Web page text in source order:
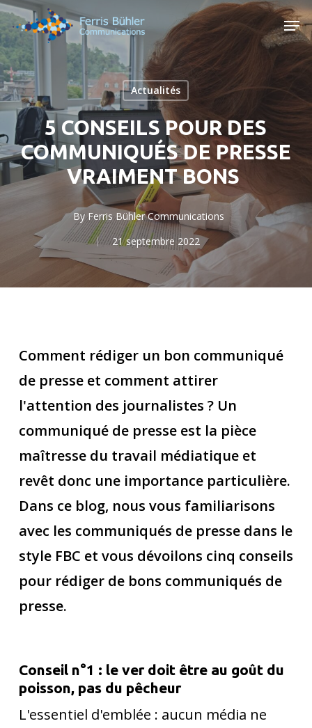
Skip
to
main
content
Actualités
5 CONSEILS POUR DES
COMMUNIQUÉS DE PRESSE
VRAIMENT BONS
By Ferris Bühler Communications
21 septembre 2022
Comment rédiger un bon communiqué
de presse et comment attirer
l'attention des journalistes ? Un
communiqué de presse est la pièce
maîtresse du travail médiatique et
revêt donc une importance particulière.
Dans ce blog, nous vous familiarisons
avec les communiqués de presse dans le
style FBC et vous dévoilons cinq conseils
pour rédiger de bons communiqués de
presse.
Conseil n°1 : le ver doit être au goût du
poisson, pas du pêcheur
L'essentiel d'emblée : aucun média ne